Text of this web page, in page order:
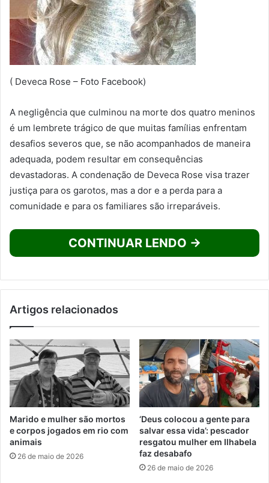
( Deveca Rose – Foto Facebook)
A negligência que culminou na morte dos quatro meninos
é um lembrete trágico de que muitas famílias enfrentam
desafios severos que, se não acompanhados de maneira
adequada, podem resultar em consequências
devastadoras. A condenação de Deveca Rose visa trazer
justiça para os garotos, mas a dor e a perda para a
comunidade e para os familiares são irreparáveis.
CONTINUAR LENDO →
Artigos relacionados
Marido e mulher são mortos
e corpos jogados em rio com
animais
26 de maio de 2026
‘Deus colocou a gente para
salvar essa vida’: pescador
resgatou mulher em Ilhabela
faz desabafo
26 de maio de 2026